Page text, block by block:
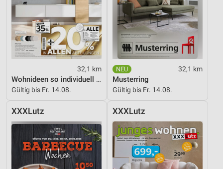
32,1 km
Wohnideen so individuell wie du!
Gültig bis Fr. 14.08.
32,1 km
Musterring
Gültig bis Fr. 14.08.
XXXLutz XXXLutz